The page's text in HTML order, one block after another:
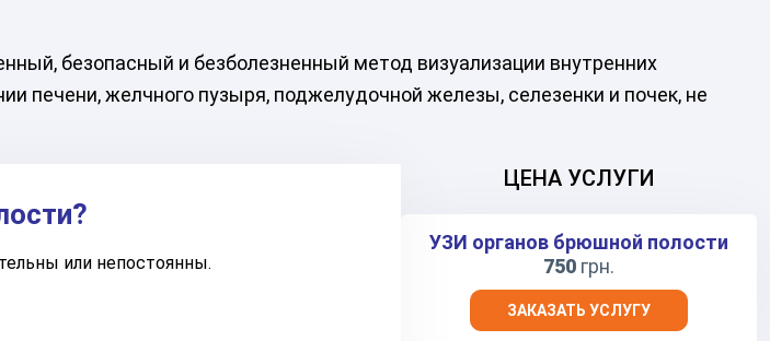
безопасный и безболезненный метод визуализации внутренних
печени, желчного пузыря, поджелудочной железы, селезенки и почек, не
или непостоянны.
ЦЕНА УСЛУГИ
УЗИ органов брюшной полости
750 грн.
ЗАКАЗАТЬ УСЛУГУ